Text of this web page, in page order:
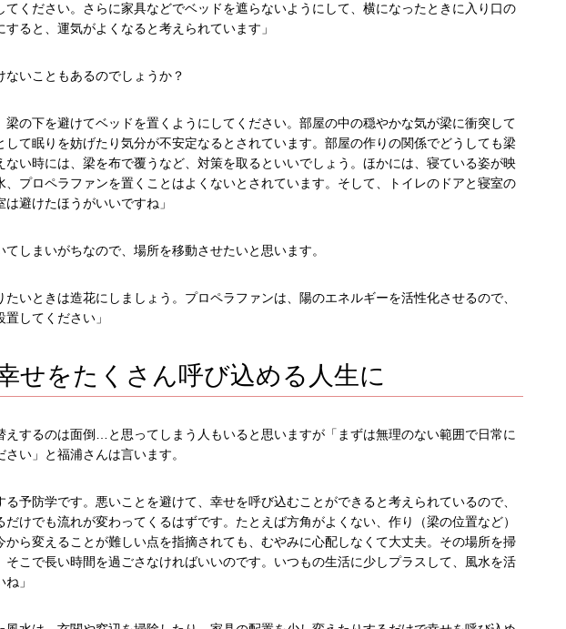
てください。さらに家具などでベッドを遮らないようにして、横になったときに入り口の
すると、運気がよくなると考えられています」
ないこともあるのでしょうか？
梁の下を避けてベッドを置くようにしてください。部屋の中の穏やかな気が梁に衝突して
して眠りを妨げたり気分が不安定なるとされています。部屋の作りの関係でどうしても梁
ない時には、梁を布で覆うなど、対策を取るといいでしょう。ほかには、寝ている姿が映
、プロペラファンを置くことはよくないとされています。そして、トイレのドアと寝室の
は避けたほうがいいですね」
しまいがちなので、場所を移動させたいと思います。
たいときは造花にしましょう。プロペラファンは、陽のエネルギーを活性化させるので、
してください」
せをたくさん呼び込める人生に
えするのは面倒…と思ってしまう人もいると思いますが「まずは無理のない範囲で日常に
い」と福浦さんは言います。
る予防学です。悪いことを避けて、幸せを呼び込むことができると考えられているので、
だけでも流れが変わってくるはずです。たとえば方角がよくない、作り（梁の位置など）
から変えることが難しい点を指摘されても、むやみに心配しなくて大丈夫。その場所を掃
そこで長い時間を過ごさなければいいのです。いつもの生活に少しプラスして、風水を活
」